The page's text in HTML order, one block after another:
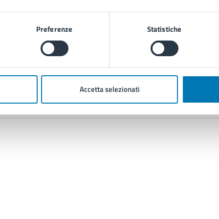
Preferenze Statistiche
Accetta selezionati
Contenuti correlati